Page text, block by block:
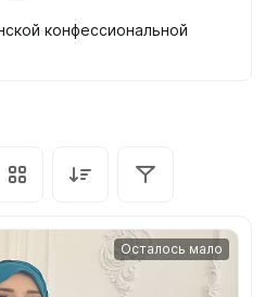
конфессиональной
Осталось мало